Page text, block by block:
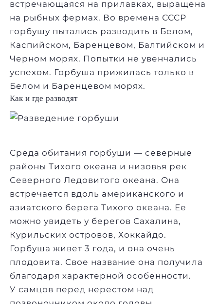
встречающаяся на прилавках, выращена
на рыбных фермах. Во времена СССР
горбушу пытались разводить в Белом,
Каспийском, Баренцевом, Балтийском и
Черном морях. Попытки не увенчались
успехом. Горбуша прижилась только в
Белом и Баренцевом морях.
Как и где разводят
Среда обитания горбуши — северные
районы Тихого океана и низовья рек
Северного Ледовитого океана. Она
встречается вдоль американского и
азиатского берега Тихого океана. Ее
можно увидеть у берегов Сахалина,
Курильских островов, Хоккайдо.
Горбуша живет 3 года, и она очень
плодовита. Свое название она получила
благодаря характерной особенности.
У самцов перед нерестом над